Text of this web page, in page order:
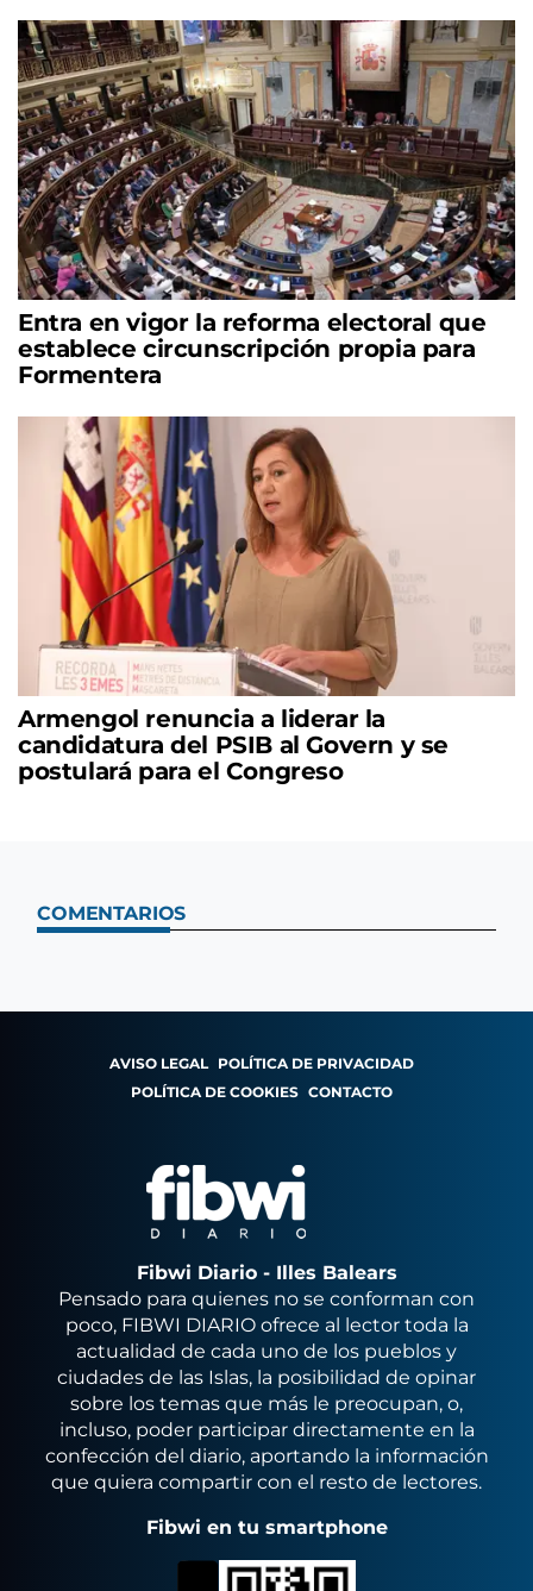
Entra en vigor la reforma electoral que
establece circunscripción propia para
Formentera
Armengol renuncia a liderar la
candidatura del PSIB al Govern y se
postulará para el Congreso
COMENTARIOS
AVISO LEGAL POLÍTICA DE PRIVACIDAD
POLÍTICA DE COOKIES CONTACTO
Fibwi Diario - Illes Balears
Pensado para quienes no se conforman con
poco, FIBWI DIARIO ofrece al lector toda la
actualidad de cada uno de los pueblos y
ciudades de las Islas, la posibilidad de opinar
sobre los temas que más le preocupan, o,
incluso, poder participar directamente en la
confección del diario, aportando la información
que quiera compartir con el resto de lectores.
Fibwi en tu smartphone